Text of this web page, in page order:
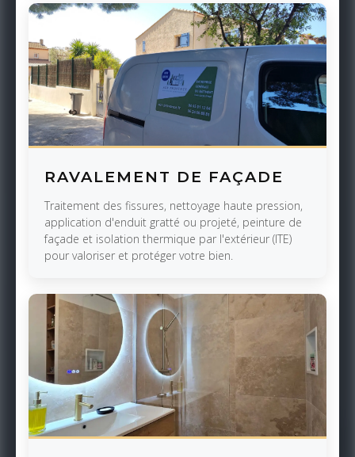
RAVALEMENT DE FAÇADE
Traitement des fissures, nettoyage haute pression,
application d'enduit gratté ou projeté, peinture de
façade et isolation thermique par l'extérieur (ITE)
pour valoriser et protéger votre bien.